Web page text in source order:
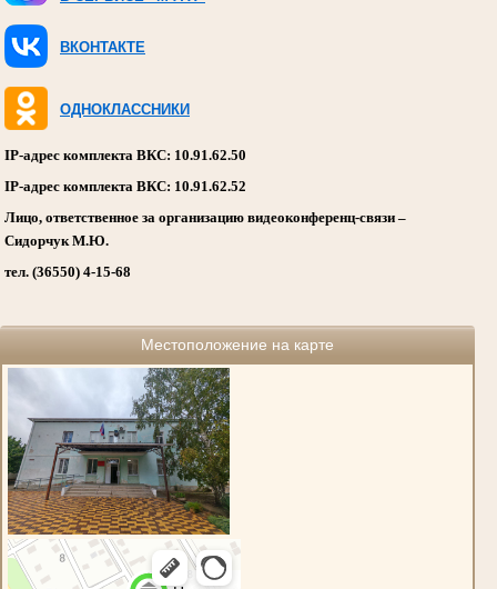
ВКОНТАКТЕ
ОДНОКЛАССНИКИ
IP-адрес комплекта ВКС: 10.91.62.50
IP-адрес комплекта ВКС: 10.91.62.52
Лицо, ответственное за организацию видеоконференц-связи –
Сидорчук М.Ю.
тел. (36550) 4-15-68
Местоположение на карте